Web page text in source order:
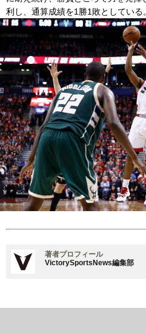
利し、通算成績を1勝1敗としている。
著者プロフィール
VictorySportsNews編集部